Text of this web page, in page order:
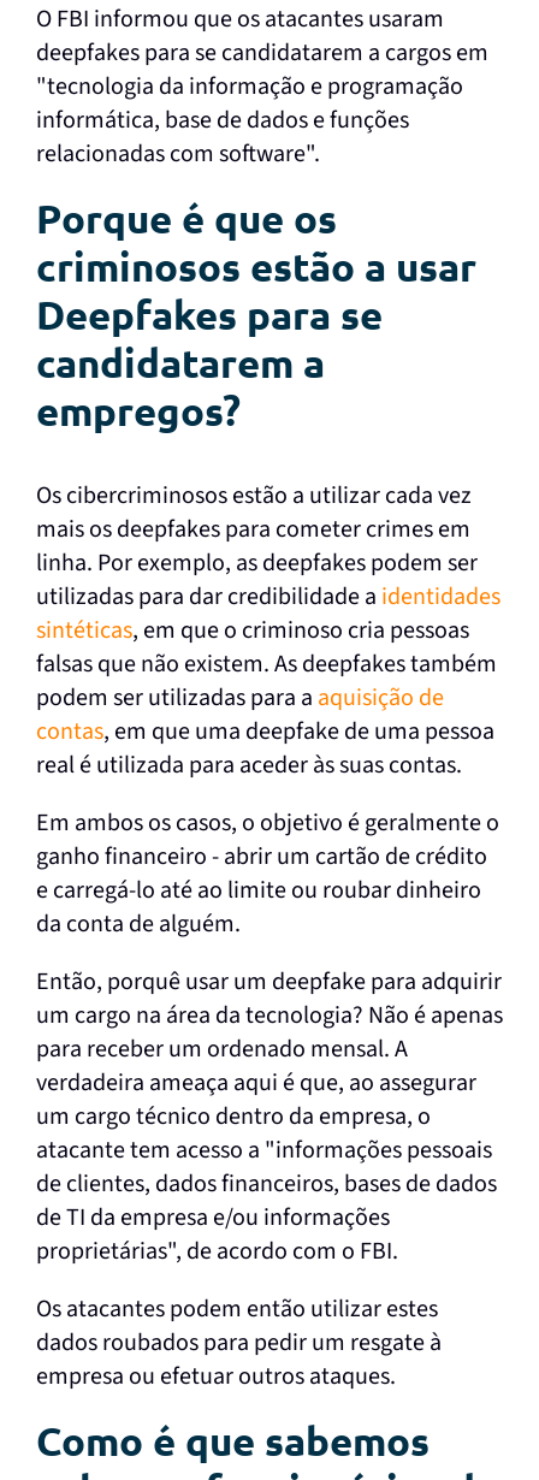
O FBI informou que os atacantes usaram
deepfakes para se candidatarem a cargos em
"tecnologia da informação e programação
informática, base de dados e funções
relacionadas com software".
Porque é que os
criminosos estão a usar
Deepfakes para se
candidatarem a
empregos?
Os cibercriminosos estão a utilizar cada vez
mais os deepfakes para cometer crimes em
linha. Por exemplo, as deepfakes podem ser
utilizadas para dar credibilidade a identidades
sintéticas, em que o criminoso cria pessoas
falsas que não existem. As deepfakes também
podem ser utilizadas para a aquisição de
contas, em que uma deepfake de uma pessoa
real é utilizada para aceder às suas contas.
Em ambos os casos, o objetivo é geralmente o
ganho financeiro - abrir um cartão de crédito
e carregá-lo até ao limite ou roubar dinheiro
da conta de alguém.
Então, porquê usar um deepfake para adquirir
um cargo na área da tecnologia? Não é apenas
para receber um ordenado mensal. A
verdadeira ameaça aqui é que, ao assegurar
um cargo técnico dentro da empresa, o
atacante tem acesso a "informações pessoais
de clientes, dados financeiros, bases de dados
de TI da empresa e/ou informações
proprietárias", de acordo com o FBI.
Os atacantes podem então utilizar estes
dados roubados para pedir um resgate à
empresa ou efetuar outros ataques.
Como é que sabemos